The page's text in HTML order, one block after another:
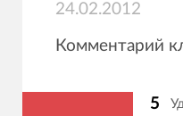
24.02.2012
Комментарий
5